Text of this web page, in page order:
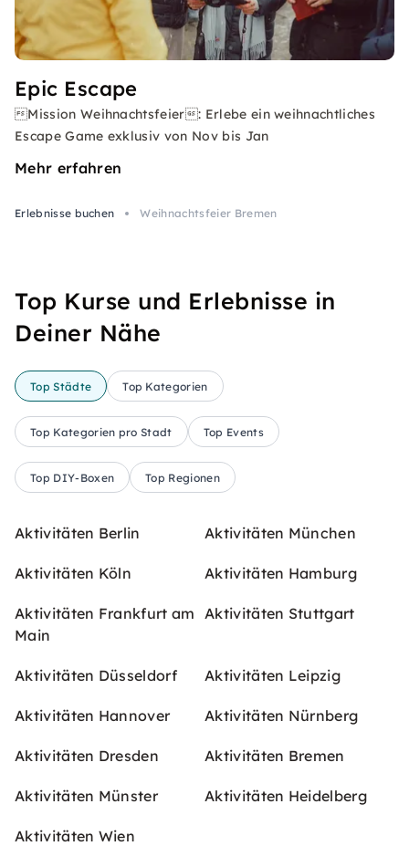
Epic Escape
Mission Weihnachtsfeier: Erlebe ein weihnachtliches
Escape Game exklusiv von Nov bis Jan
Mehr erfahren
Erlebnisse buchen Weihnachtsfeier Bremen
Top Kurse und Erlebnisse in
Deiner Nähe
Top Städte Top Kategorien
Top Kategorien pro Stadt Top Events
Top DIY-Boxen Top Regionen
Aktivitäten Berlin Aktivitäten München
Aktivitäten Köln Aktivitäten Hamburg
Aktivitäten Frankfurt am
Main
Aktivitäten Stuttgart
Aktivitäten Düsseldorf Aktivitäten Leipzig
Aktivitäten Hannover Aktivitäten Nürnberg
Aktivitäten Dresden Aktivitäten Bremen
Aktivitäten Münster Aktivitäten Heidelberg
Aktivitäten Wien